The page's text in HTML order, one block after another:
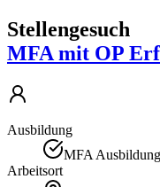
Stellengesuch
MFA mit OP
Ausbildung
MFA Ausbildung
Arbeitsort